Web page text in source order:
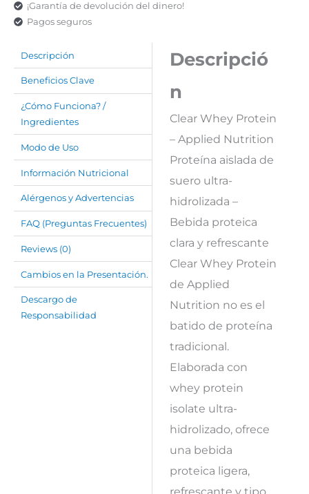
¡Garantía de devolución del dinero!
Pagos seguros
Descripción
Beneficios Clave
¿Cómo Funciona? /
Ingredientes
Modo de Uso
Información Nutricional
Alérgenos y Advertencias
FAQ (Preguntas Frecuentes)
Reviews (0)
Cambios en la Presentación.
Descargo de
Responsabilidad
Descripció
n
Clear Whey Protein
– Applied Nutrition
Proteína aislada de
suero ultra-
hidrolizada –
Bebida proteica
clara y refrescante
Clear Whey Protein
de Applied
Nutrition no es el
batido de proteína
tradicional.
Elaborada con
whey protein
isolate ultra-
hidrolizado, ofrece
una bebida
proteica ligera,